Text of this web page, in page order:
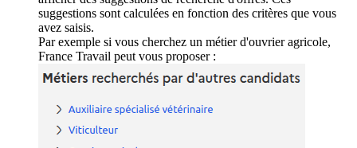
suggestions sont calculées en fonction des critères que vous
avez saisis.
Par exemple si vous cherchez un métier d'ouvrier agricole,
France Travail peut vous proposer :